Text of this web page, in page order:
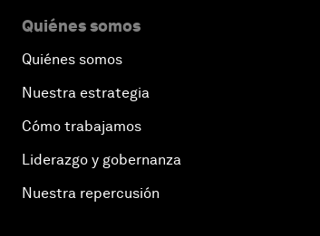
Quiénes somos
Quiénes somos
Nuestra estrategia
Cómo trabajamos
Liderazgo y gobernanza
Nuestra repercusión